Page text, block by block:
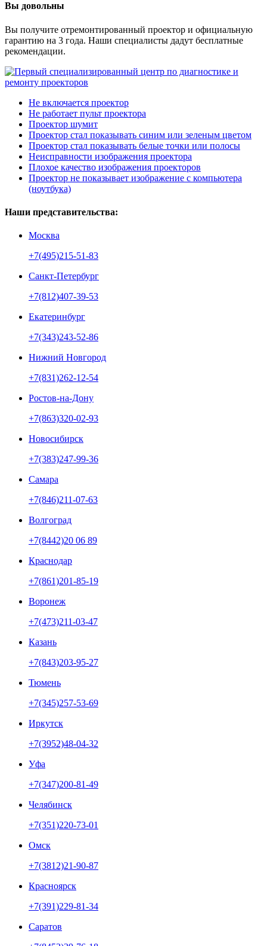
Вы довольны
Вы получите отремонтированный проектор и официальную
гарантию на 3 года. Наши специалисты дадут бесплатные
рекомендации.
Не включается проектор
Не работает пульт проектора
Проектор шумит
Проектор стал показывать синим или зеленым цветом
Проектор стал показывать белые точки или полосы
Неисправности изображения проектора
Плохое качество изображения проекторов
Проектор не показывает изображение с компьютера
(ноутбука)
Наши представительства:
Москва
+7(495)215-51-83
Санкт-Петербург
+7(812)407-39-53
Екатеринбург
+7(343)243-52-86
Нижний Новгород
+7(831)262-12-54
Ростов-на-Дону
+7(863)320-02-93
Новосибирск
+7(383)247-99-36
Самара
+7(846)211-07-63
Волгоград
+7(8442)20 06 89
Краснодар
+7(861)201-85-19
Воронеж
+7(473)211-03-47
Казань
+7(843)203-95-27
Тюмень
+7(345)257-53-69
Иркутск
+7(3952)48-04-32
Уфа
+7(347)200-81-49
Челябинск
+7(351)220-73-01
Омск
+7(3812)21-90-87
Красноярск
+7(391)229-81-34
Саратов